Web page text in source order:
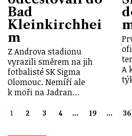
Bad
Kleinkirchhei
m
Z Androva stadionu
vyrazili směrem na jih
fotbalisté SK Sigma
Olomouc. Nemíří ale
k moři na Jadran…
A
1 2 3 4 ... 19 ... 36